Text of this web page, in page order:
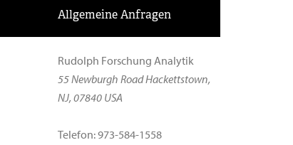
Allgemeine Anfragen
Rudolph Forschung Analytik
55 Newburgh Road Hackettstown,
NJ, 07840 USA
Telefon: 973-584-1558